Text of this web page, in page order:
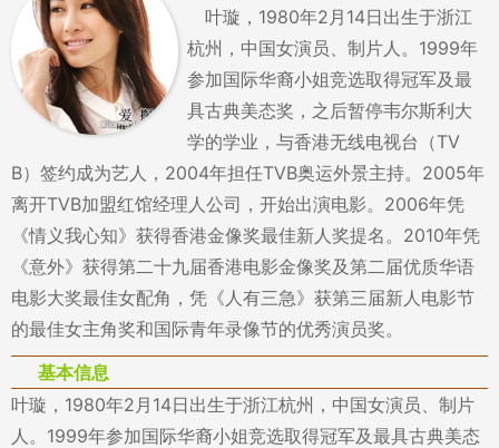
叶璇，1980年2月14日出生于浙江
杭州，中国女演员、制片人。1999年
参加国际华裔小姐竞选取得冠军及最
具古典美态奖，之后暂停韦尔斯利大
学的学业，与香港无线电视台（TV
B）签约成为艺人，2004年担任TVB奥运外景主持。2005年
离开TVB加盟红馆经理人公司，开始出演电影。2006年凭
《情义我心知》获得香港金像奖最佳新人奖提名。2010年凭
《意外》获得第二十九届香港电影金像奖及第二届优质华语
电影大奖最佳女配角，凭《人有三急》获第三届新人电影节
的最佳女主角奖和国际青年录像节的优秀演员奖。
基本信息
叶璇，1980年2月14日出生于浙江杭州，中国女演员、制片
人。1999年参加国际华裔小姐竞选取得冠军及最具古典美态